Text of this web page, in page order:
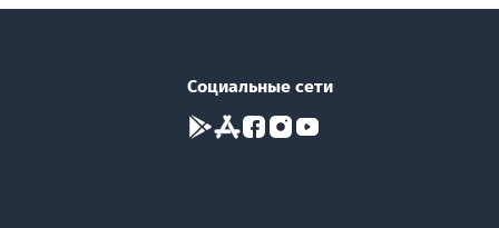
Социальные сети